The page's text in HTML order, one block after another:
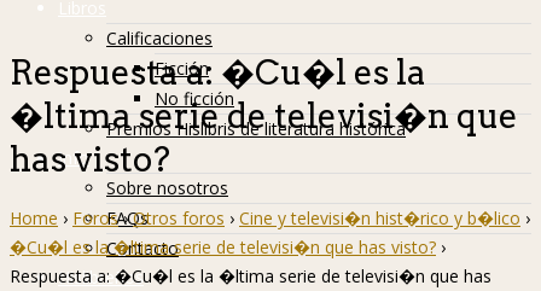
Libros
Calificaciones
Ficción
No ficción
Premios Hislibris de literatura histórica
Info
Sobre nosotros
FAQs
Contacto
Hislibreños
Respuesta a: �Cu�l es la
�ltima serie de televisi�n que
has visto?
Home › Foros › Otros foros › Cine y televisi�n hist�rico y b�lico ›
�Cu�l es la �ltima serie de televisi�n que has visto? ›
Respuesta a: �Cu�l es la �ltima serie de televisi�n que has